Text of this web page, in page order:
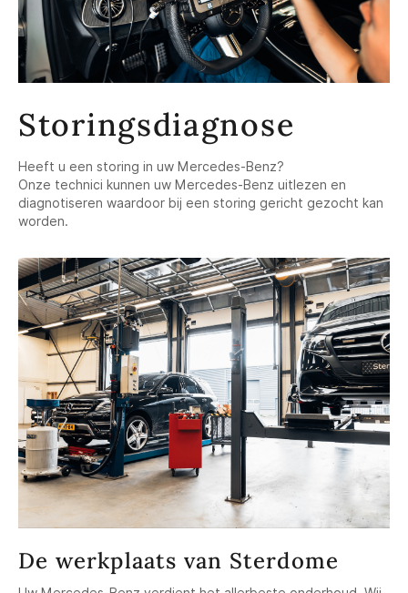
Storingsdiagnose
Heeft u een storing in uw Mercedes-Benz?
Onze technici kunnen uw Mercedes-Benz uitlezen en
diagnotiseren waardoor bij een storing gericht gezocht kan
worden.
De werkplaats van Sterdome